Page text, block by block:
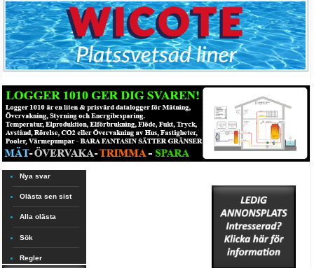
Nya svar
Olästa sen sist
Alla olästa
Sök
Regler